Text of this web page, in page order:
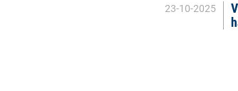
23-10-2025